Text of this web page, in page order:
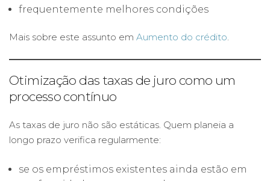
frequentemente melhores condições
Mais sobre este assunto em Aumento do crédito
Otimização das taxas de juro como um
processo contínuo
As taxas de juro não são estáticas. Quem planeia a
longo prazo verifica regularmente:
se os empréstimos existentes ainda estão em